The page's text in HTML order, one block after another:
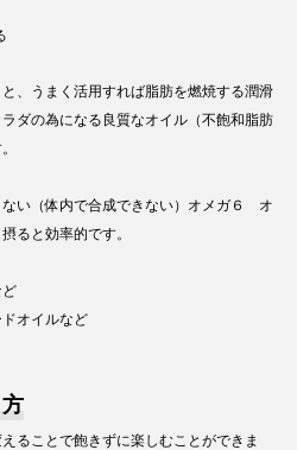
、うまく活用すれば脂肪を燃焼する潤滑
ダの為になる良質なオイル（不飽和脂肪
い（体内で合成できない）オメガ６ オ
ると効率的です。
オイルなど
ることで飽きずに楽しむことができま